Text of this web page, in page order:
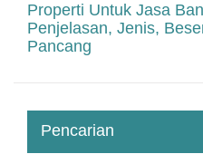
Properti Untuk Jasa
Penjelasan, Jenis,
Pancang
Pencarian